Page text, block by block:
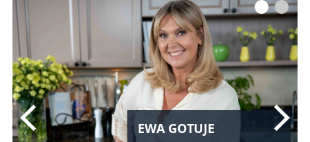
EWA GOTUJE
1 2